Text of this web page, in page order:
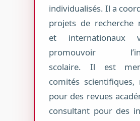
individualisés. Il a
projets de recherche
et internationaux
promouvoir
scolaire. Il est
comités scientifiques,
pour des revues
consultant pour des